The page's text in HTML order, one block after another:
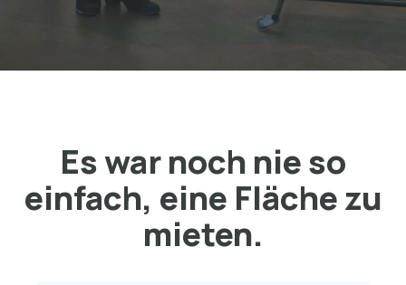
Es war noch nie so
einfach, eine Fläche zu
mieten.